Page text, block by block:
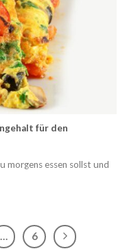
für den
morgens essen sollst und
… 6